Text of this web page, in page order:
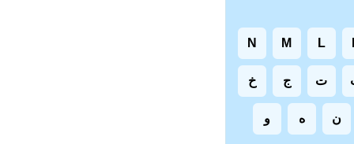
L
M
N
ت ج خ
ن ه و